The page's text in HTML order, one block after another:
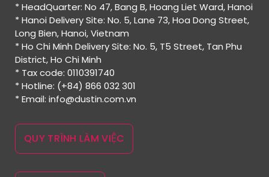
* HeadQuarter: No 47, Bang B, Hoang Liet Ward, Hanoi
* Hanoi Delivery Site: No. 5, Lane 73, Hoa Dong Street,
Long Bien, Hanoi, Vietnam
* Ho Chi Minh Delivery Site: No. 5, T5 Street, Tan Phu
District, Ho Chi Minh
* Tax code: 0110391740
* Hotline: (+84) 866 032 301
* Email: info@dustin.com.vn
QUY TRÌNH LÀM VIỆC